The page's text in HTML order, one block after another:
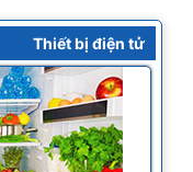
Thiết bị điện tử